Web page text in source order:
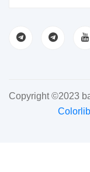
Copyright ©2023
Colorlib